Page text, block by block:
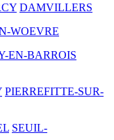
DAMVILLERS
WOEVRE
EN-BARROIS
PIERREFITTE-SUR-
SEUIL-